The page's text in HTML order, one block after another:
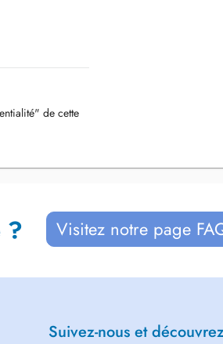
de cette
? Visitez notre page
Suivez-nous et